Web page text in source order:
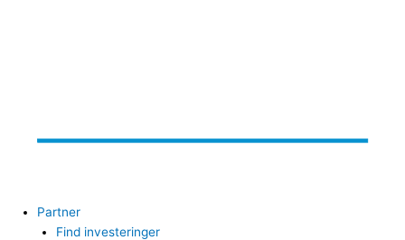
Partner
Find investeringer